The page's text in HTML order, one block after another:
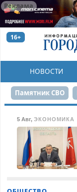
Реклама
16+
НОВОСТИ
Памятник СВО
80-летие
5 Авг, ЭКОНОМИКА